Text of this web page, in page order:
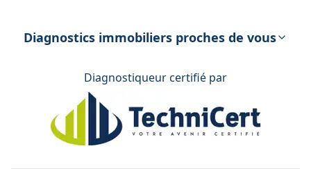
Diagnostics immobiliers proches de vous
Diagnostiqueur certifié par